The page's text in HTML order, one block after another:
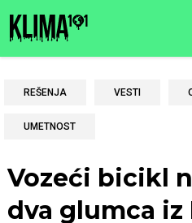
REŠENJA VESTI
UMETNOST
Vozeći bicikl
dva glumca